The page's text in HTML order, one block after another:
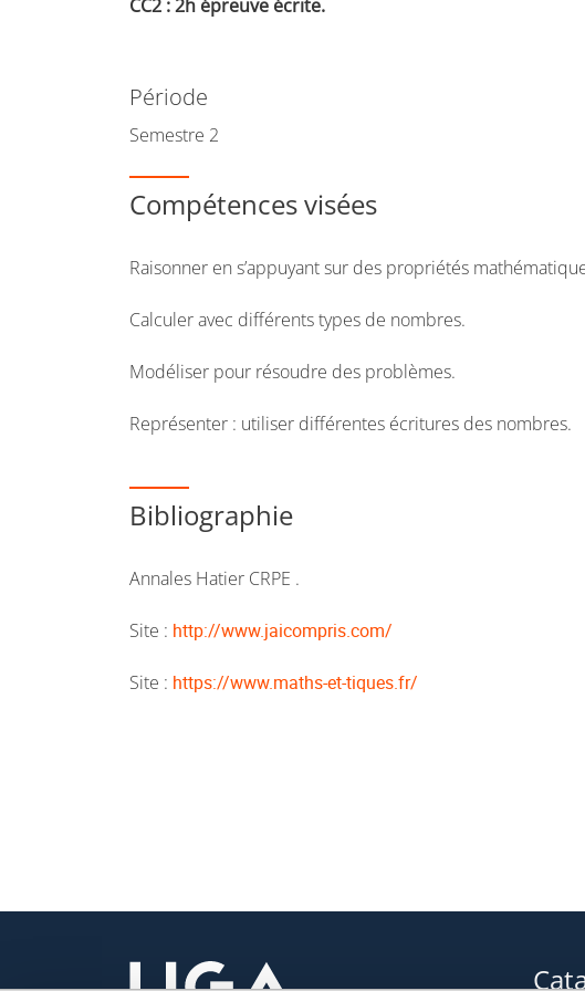
CC2 : 2h épreuve écrite.
Période
Semestre 2
Compétences visées
Raisonner en s’appuyant sur des propriétés
Calculer avec différents types de nombres.
Modéliser pour résoudre des problèmes.
Représenter : utiliser différentes écritures des nombres.
Bibliographie
Annales Hatier CRPE .
Site : http://www.jaicompris.com/
Site : https://www.maths-et-tiques.fr/